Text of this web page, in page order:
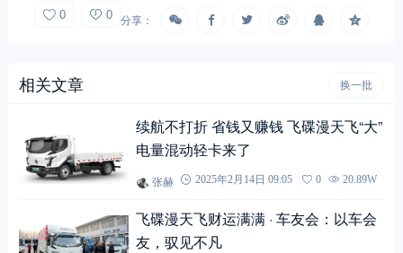
0 0 分享：
相关文章 换一批
续航不打折 省钱又赚钱 飞碟漫天飞“大”
电量混动轻卡来了
张赫 2025年2月14日 09:05 0 20.89W
飞碟漫天飞财运满满 · 车友会：以车会
友，驭见不凡